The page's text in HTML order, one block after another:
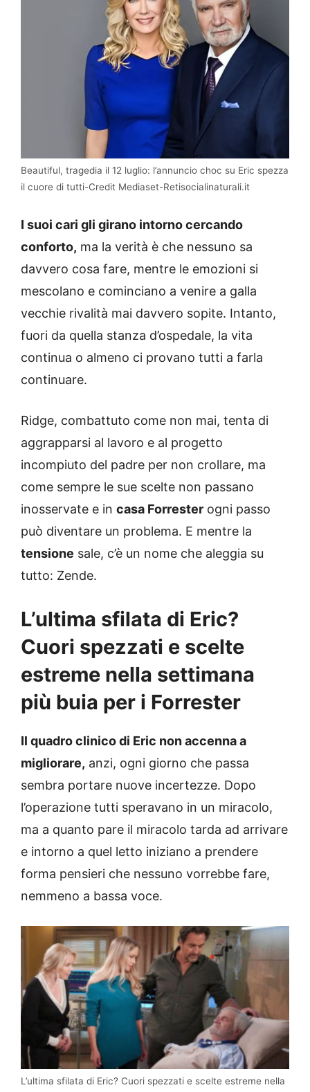
Beautiful, tragedia il 12 luglio: l’annuncio choc su Eric spezza
il cuore di tutti-Credit Mediaset-Retisocialinaturali.it
I suoi cari gli girano intorno cercando
conforto, ma la verità è che nessuno sa
davvero cosa fare, mentre le emozioni si
mescolano e cominciano a venire a galla
vecchie rivalità mai davvero sopite. Intanto,
fuori da quella stanza d’ospedale, la vita
continua o almeno ci provano tutti a farla
continuare.
Ridge, combattuto come non mai, tenta di
aggrapparsi al lavoro e al progetto
incompiuto del padre per non crollare, ma
come sempre le sue scelte non passano
inosservate e in casa Forrester ogni passo
può diventare un problema. E mentre la
tensione sale, c’è un nome che aleggia su
tutto: Zende.
L’ultima sfilata di Eric?
Cuori spezzati e scelte
estreme nella settimana
più buia per i Forrester
Il quadro clinico di Eric non accenna a
migliorare, anzi, ogni giorno che passa
sembra portare nuove incertezze. Dopo
l’operazione tutti speravano in un miracolo,
ma a quanto pare il miracolo tarda ad arrivare
e intorno a quel letto iniziano a prendere
forma pensieri che nessuno vorrebbe fare,
nemmeno a bassa voce.
L’ultima sfilata di Eric? Cuori spezzati e scelte estreme nella